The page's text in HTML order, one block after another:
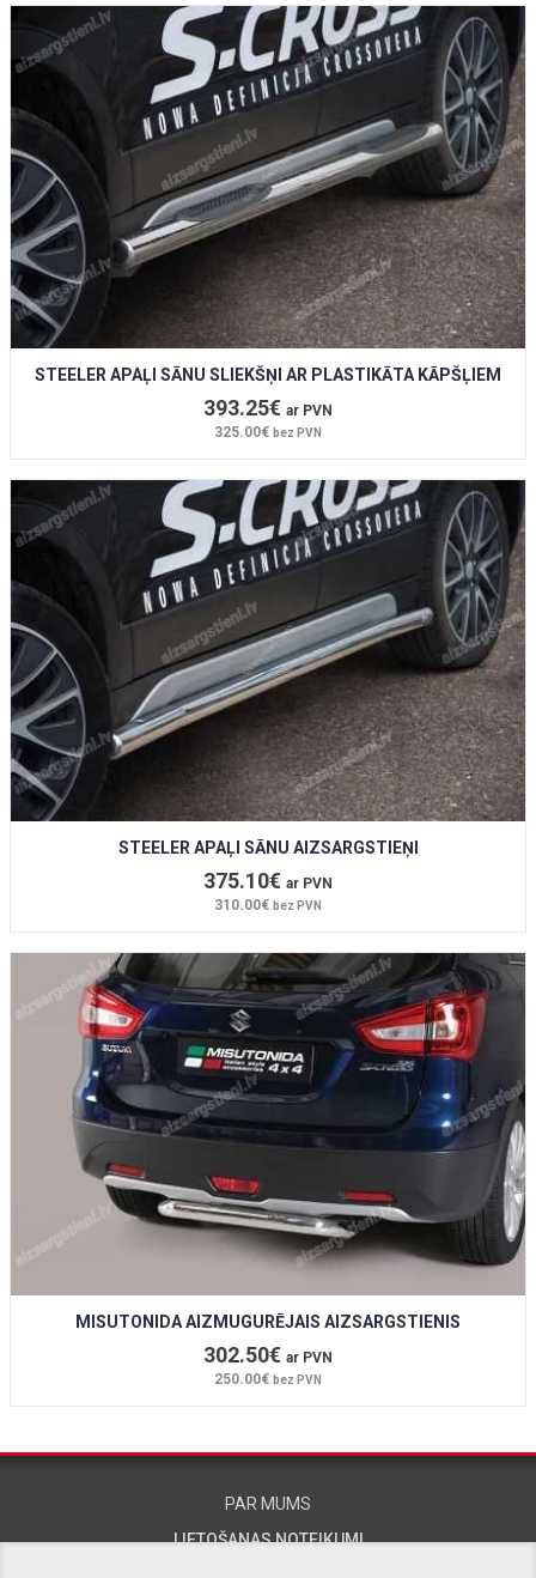
STEELER APAĻI SĀNU SLIEKŠŅI AR PLASTIKĀTA KĀPŠĻIEM
393.25€ ar PVN
325.00€ bez PVN
STEELER APAĻI SĀNU AIZSARGSTIEŅI
375.10€ ar PVN
310.00€ bez PVN
MISUTONIDA AIZMUGURĒJAIS AIZSARGSTIENIS
302.50€ ar PVN
250.00€ bez PVN
PAR MUMS
LIETOŠANAS NOTEIKUMI